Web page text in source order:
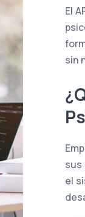
El
sin
sus
el